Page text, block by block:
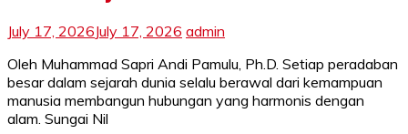
July 17, 2026July 17, 2026 admin
Oleh Muhammad Sapri Andi Pamulu, Ph.D. Setiap peradaban
besar dalam sejarah dunia selalu berawal dari kemampuan
manusia membangun hubungan yang harmonis dengan
alam. Sungai Nil